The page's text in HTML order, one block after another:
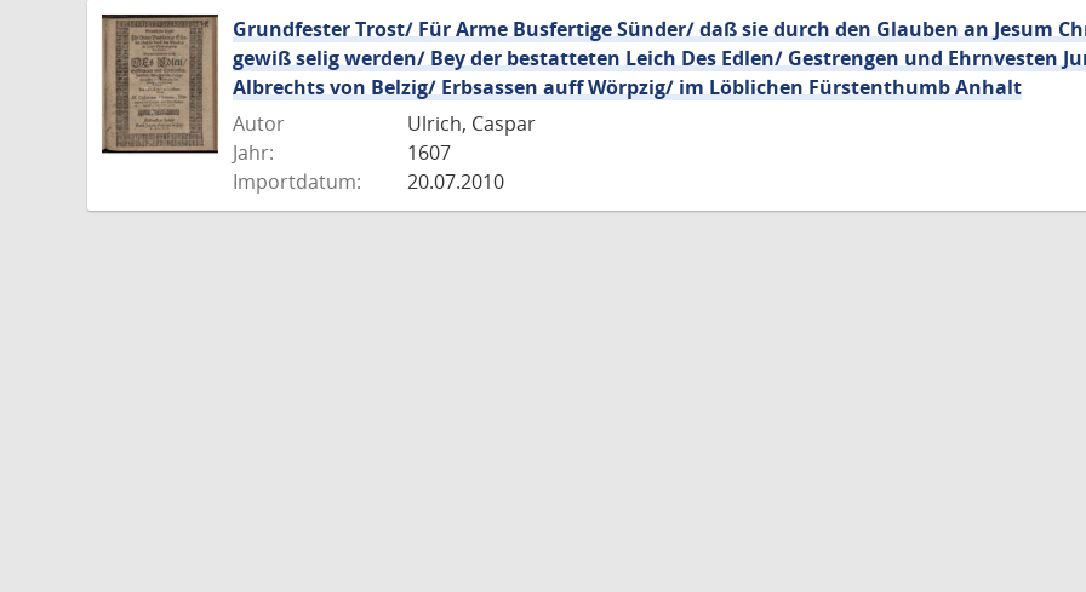
Grundfester Trost/ Für Arme Busfertige Sünder/ daß sie durch den Glauben an Jesum
gewiß selig werden/ Bey der bestatteten Leich Des Edlen/ Gestrengen und Ehrnvesten
Albrechts von Belzig/ Erbsassen auff Wörpzig/ im Löblichen Fürstenthumb Anhalt
Autor
Ulrich, Caspar
Jahr:
1607
Importdatum:
20.07.2010